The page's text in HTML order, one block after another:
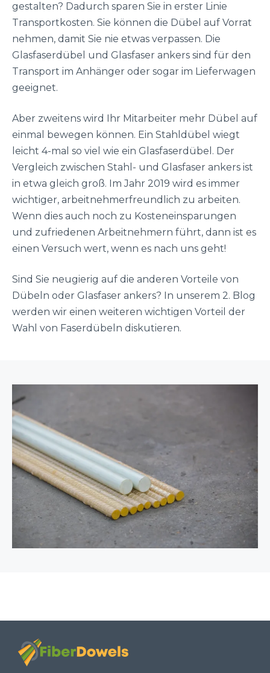
gestalten? Dadurch sparen Sie in erster Linie
Transportkosten. Sie können die Dübel auf Vorrat
nehmen, damit Sie nie etwas verpassen. Die
Glasfaserdübel und Glasfaser ankers sind für den
Transport im Anhänger oder sogar im Lieferwagen
geeignet.
Aber zweitens wird Ihr Mitarbeiter mehr Dübel auf
einmal bewegen können. Ein Stahldübel wiegt
leicht 4-mal so viel wie ein Glasfaserdübel. Der
Vergleich zwischen Stahl- und Glasfaser ankers ist
in etwa gleich groß. Im Jahr 2019 wird es immer
wichtiger, arbeitnehmerfreundlich zu arbeiten.
Wenn dies auch noch zu Kosteneinsparungen
und zufriedenen Arbeitnehmern führt, dann ist es
einen Versuch wert, wenn es nach uns geht!
Sind Sie neugierig auf die anderen Vorteile von
Dübeln oder Glasfaser ankers? In unserem 2. Blog
werden wir einen weiteren wichtigen Vorteil der
Wahl von Faserdübeln diskutieren.